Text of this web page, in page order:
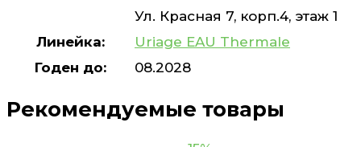
Ул. Красная 7, корп.4, этаж 1
Линейка:
Uriage EAU Thermale
Годен до:
08.2028
Рекомендуемые товары